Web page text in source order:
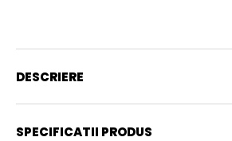
DESCRIERE
SPECIFICATII PRODUS